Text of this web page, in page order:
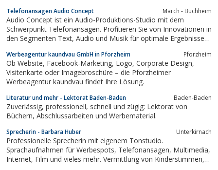
Telefonansagen Audio Concept March - Buchheim
Audio Concept ist ein Audio-Produktions-Studio mit dem
Schwerpunkt Telefonansagen. Profitieren Sie von Innovationen in
den Segmenten Text, Audio und Musik für optimale Ergebnisse
wir Ihnen helfen?
Werbeagentur kaundvau GmbH in Pforzheim Pforzheim
Ob Website, Facebook-Marketing, Logo, Corporate Design,
Visitenkarte oder Imagebroschüre – die Pforzheimer
Werbeagentur kaundvau findet Ihre Lösung.
Literatur und mehr - Lektorat Baden-Baden Baden-Baden
Zuverlässig, professionell, schnell und zügig: Lektorat von
Büchern, Abschlussarbeiten und Werbematerial.
Sprecherin - Barbara Huber Unterkirnach
Professionelle Sprecherin mit eigenem Tonstudio.
Sprachaufnahmen für Werbespots, Telefonansagen, Multimedia,
Internet, Film und vieles mehr. Vermittlung von Kinderstimmen,